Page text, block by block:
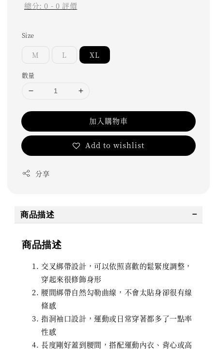
總分:0 - 0 評價
Size
M L XL
數量
加入購物車
Add to wishlist
分享
商品描述
商品描述
交叉綁帶設計，可以依照喜歡的鬆緊度調整，
穿起來很修飾身形
腰間綁帶自然勾勒曲線，不會太貼身卻很有線
條感
指洞袖口設計，運動或日常穿著都多了一點率
性感
長度剛好蓋到腰間，搭配運動內衣、背心或高